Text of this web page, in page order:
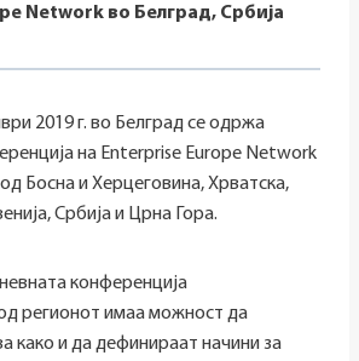
Network во Белград, Србија
2019 г. во Белград се одржа
на Enterprise Europe Network
Босна и Херцеговина, Хрватска,
Србија и Црна Гора.
конференција
регионот имаа можност да
како и да дефинираат начини за